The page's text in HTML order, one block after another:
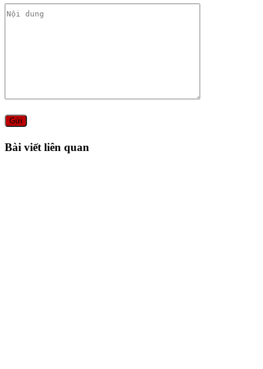
Bài viết liên quan